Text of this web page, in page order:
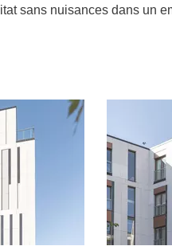
sans nuisances dans un